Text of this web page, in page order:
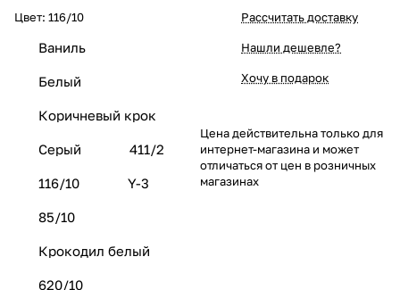
Цвет: 116/10
Ваниль
Белый
Коричневый крок
Серый 411/2
116/10 Y-3
85/10
Крокодил белый
620/10
Рассчитать доставку
Нашли дешевле?
Хочу в подарок
Цена действительна только для
интернет-магазина и может
отличаться от цен в розничных
магазинах